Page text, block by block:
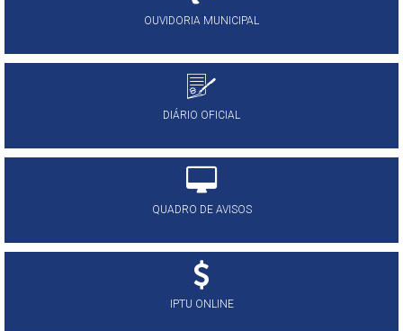
OUVIDORIA MUNICIPAL
DIÁRIO OFICIAL
QUADRO DE AVISOS
IPTU ONLINE